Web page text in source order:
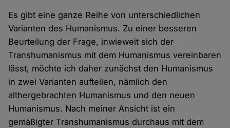
Es gibt eine ganze Reihe von unterschiedlichen
Varianten des Humanismus. Zu einer besseren
Beurteilung der Frage, inwieweit sich der
Transhumanismus mit dem Humanismus vereinbaren
lässt, möchte ich daher zunächst den Humanismus
in zwei Varianten aufteilen, nämlich den
althergebrachten Humanismus und den neuen
Humanismus. Nach meiner Ansicht ist ein
gemäßigter Transhumanismus durchaus mit dem